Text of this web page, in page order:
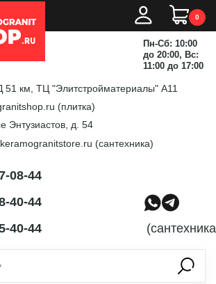
0
Пн-Сб: 10:00
до 20:00, Вс:
11:00 до 17:00
км, ТЦ "Элитстройматериалы" А11
(плитка)
Энтузиастов, д. 54
(сантехника)
08-44
40-44
40-44